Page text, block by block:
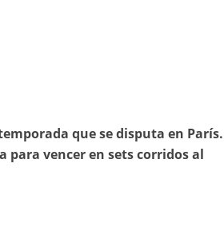
que se disputa en París.
vencer en sets corridos al